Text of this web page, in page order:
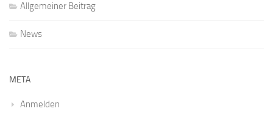
Allgemeiner Beitrag
News
META
Anmelden